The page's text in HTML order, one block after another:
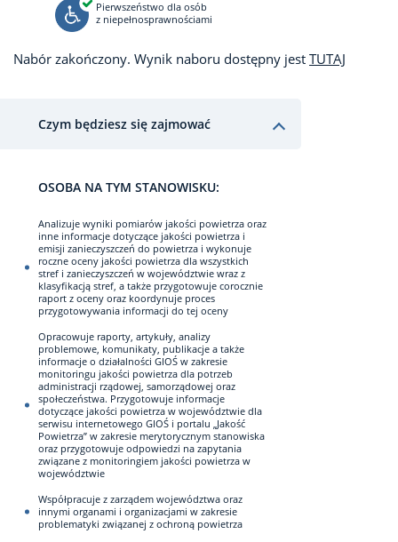
Pierwszeństwo dla osób
z niepełnosprawnościami
Nabór zakończony. Wynik naboru dostępny jest TUTAJ
Czym będziesz się zajmować
OSOBA NA TYM STANOWISKU:
Analizuje wyniki pomiarów jakości powietrza oraz
inne informacje dotyczące jakości powietrza i
emisji zanieczyszczeń do powietrza i wykonuje
roczne oceny jakości powietrza dla wszystkich
stref i zanieczyszczeń w województwie wraz z
klasyfikacją stref, a także przygotowuje corocznie
raport z oceny oraz koordynuje proces
przygotowywania informacji do tej oceny
Opracowuje raporty, artykuły, analizy
problemowe, komunikaty, publikacje a także
informacje o działalności GIOŚ w zakresie
monitoringu jakości powietrza dla potrzeb
administracji rządowej, samorządowej oraz
społeczeństwa. Przygotowuje informacje
dotyczące jakości powietrza w województwie dla
serwisu internetowego GIOŚ i portalu „Jakość
Powietrza” w zakresie merytorycznym stanowiska
oraz przygotowuje odpowiedzi na zapytania
związane z monitoringiem jakości powietrza w
województwie
Współpracuje z zarządem województwa oraz
innymi organami i organizacjami w zakresie
problematyki związanej z ochroną powietrza